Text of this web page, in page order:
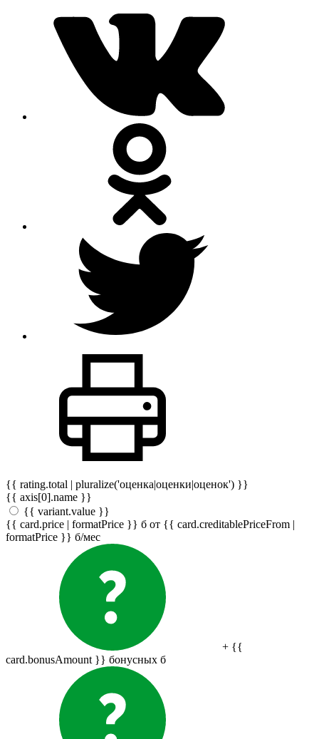
{{ rating.total | pluralize('оценка|оценки|оценок') }}
{{ axis[0].name }}
{{ variant.value }}
{{ card.price | formatPrice }} б от {{ card.creditablePriceFrom |
formatPrice }} б/мес
+ {{
card.bonusAmount }} бонусных б